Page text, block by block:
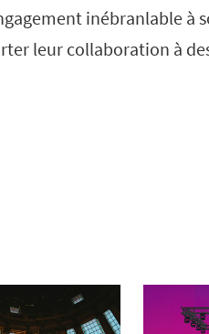
inébranlable à
leur collaboration à